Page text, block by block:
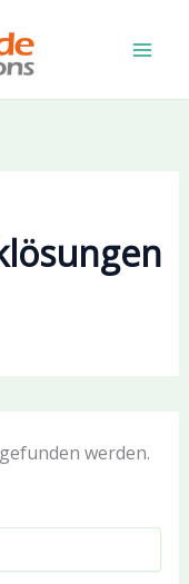
werden.